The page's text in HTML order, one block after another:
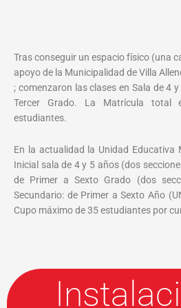
Tras conseguir un espacio físico (una
apoyo de la Municipalidad de Villa
; comenzaron las clases en Sala de 4
Tercer Grado. La Matrícula total
estudiantes.
En la actualidad la Unidad Educativa
Inicial sala de 4 y 5 años (dos
de Primer a Sexto Grado (dos
Secundario: de Primer a Sexto Año
Cupo máximo de 35 estudiantes por